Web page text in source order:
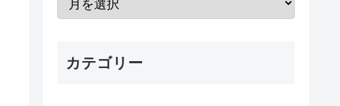
カテゴリー